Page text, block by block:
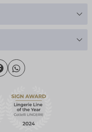
- 16.00
(FAQ)